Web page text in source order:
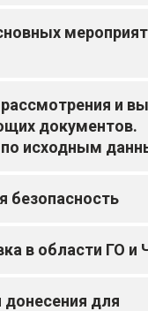
и
документов.
исходным
безопасность
в области ГО и
для